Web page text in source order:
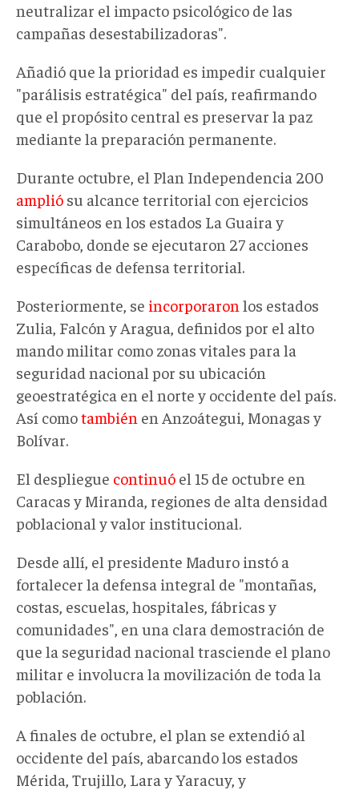
neutralizar el impacto psicológico de las
campañas desestabilizadoras".
Añadió que la prioridad es impedir cualquier
"parálisis estratégica" del país, reafirmando
que el propósito central es preservar la paz
mediante la preparación permanente.
Durante octubre, el Plan Independencia 200
amplió su alcance territorial con ejercicios
simultáneos en los estados La Guaira y
Carabobo, donde se ejecutaron 27 acciones
específicas de defensa territorial.
Posteriormente, se incorporaron los estados
Zulia, Falcón y Aragua, definidos por el alto
mando militar como zonas vitales para la
seguridad nacional por su ubicación
geoestratégica en el norte y occidente del país.
Así comotambién en Anzoátegui, Monagas y
Bolívar.
El despliegue continuó el 15 de octubre en
Caracas y Miranda, regiones de alta densidad
poblacional y valor institucional.
Desde allí, el presidente Maduro instó a
fortalecer la defensa integral de "montañas,
costas, escuelas, hospitales, fábricas y
comunidades", en una clara demostración de
que la seguridad nacional trasciende el plano
militar e involucra la movilización de toda la
población.
A finales de octubre, el plan se extendió al
occidente del país, abarcando los estados
Mérida, Trujillo, Lara y Yaracuy, y